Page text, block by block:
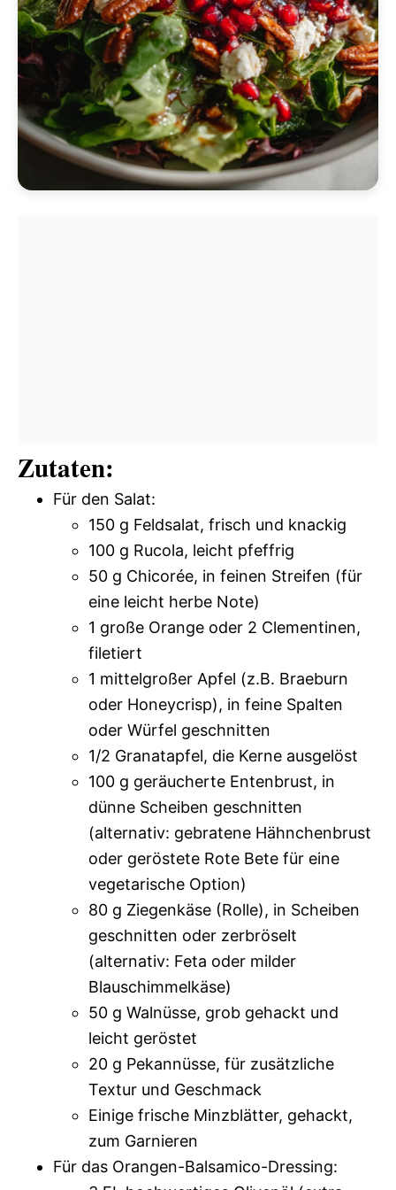
Zutaten:
Für den Salat:
150 g Feldsalat, frisch und knackig
100 g Rucola, leicht pfeffrig
50 g Chicorée, in feinen Streifen (für
eine leicht herbe Note)
1 große Orange oder 2 Clementinen,
filetiert
1 mittelgroßer Apfel (z.B. Braeburn
oder Honeycrisp), in feine Spalten
oder Würfel geschnitten
1/2 Granatapfel, die Kerne ausgelöst
100 g geräucherte Entenbrust, in
dünne Scheiben geschnitten
(alternativ: gebratene Hähnchenbrust
oder geröstete Rote Bete für eine
vegetarische Option)
80 g Ziegenkäse (Rolle), in Scheiben
geschnitten oder zerbröselt
(alternativ: Feta oder milder
Blauschimmelkäse)
50 g Walnüsse, grob gehackt und
leicht geröstet
20 g Pekannüsse, für zusätzliche
Textur und Geschmack
Einige frische Minzblätter, gehackt,
zum Garnieren
Für das Orangen-Balsamico-Dressing: